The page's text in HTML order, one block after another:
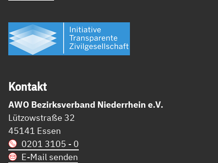
Kon­takt
AWO Bezirksverband Niederrhein e.V.
Lützowstraße 32
45141 Essen
0201 3105 - 0
E-Mail senden